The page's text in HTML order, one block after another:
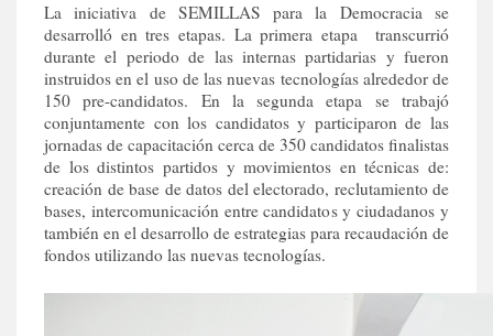
La iniciativa de SEMILLAS para la Democracia se
desarrolló en tres etapas. La primera etapa transcurrió
durante el periodo de las internas partidarias y fueron
instruidos en el uso de las nuevas tecnologías alrededor de
150 pre-candidatos. En la segunda etapa se trabajó
conjuntamente con los candidatos y participaron de las
jornadas de capacitación cerca de 350 candidatos finalistas
de los distintos partidos y movimientos en técnicas de:
creación de base de datos del electorado, reclutamiento de
bases, intercomunicación entre candidatos y ciudadanos y
también en el desarrollo de estrategias para recaudación de
fondos utilizando las nuevas tecnologías.